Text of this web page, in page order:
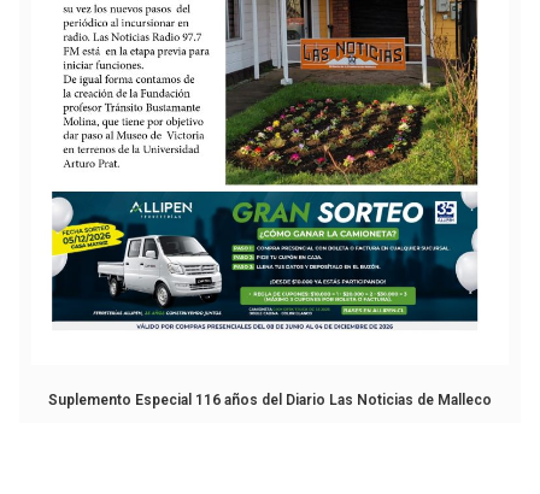
Suplemento Especial 116 años del Diario Las Noticias de Malleco